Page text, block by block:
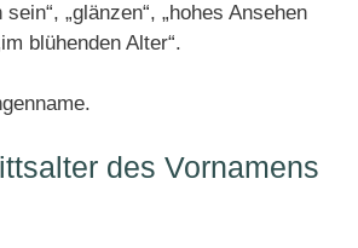
„glänzen“, „hohes Ansehen
blühenden Alter“.
des Vornamens